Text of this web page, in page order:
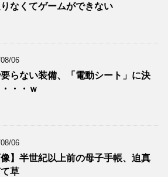
なくてゲームができない
06
らない装備、「電動シート」に決
・・ｗ
06
像】半世紀以上前の母子手帳、迫真
草